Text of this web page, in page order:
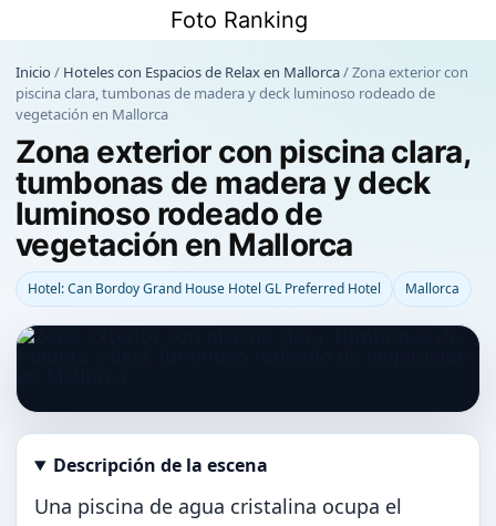
contenido
Foto Ranking
Inicio / Hoteles con Espacios de Relax en Mallorca/Zona exterior con
piscina clara, tumbonas de madera y deck luminoso rodeado de
vegetación en Mallorca
Zona exterior con piscina clara,
tumbonas de madera y deck
luminoso rodeado de
vegetación en Mallorca
Hotel: Can Bordoy Grand House Hotel GL Preferred Hotel Mallorca
Abrir imagen en tamaño completo
Descripción de la escena
Una piscina de agua cristalina ocupa el